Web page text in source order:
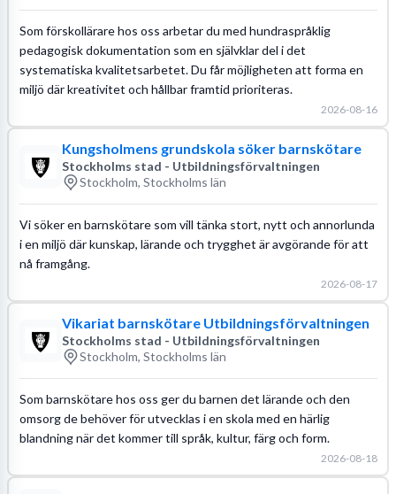
Som förskollärare hos oss arbetar du med hundraspråklig
pedagogisk dokumentation som en självklar del i det
systematiska kvalitetsarbetet. Du får möjligheten att forma en
miljö där kreativitet och hållbar framtid prioriteras.
2026-08-16
Kungsholmens grundskola söker barnskötare
Stockholms stad - Utbildningsförvaltningen
Stockholm, Stockholms län
Vi söker en barnskötare som vill tänka stort, nytt och annorlunda
i en miljö där kunskap, lärande och trygghet är avgörande för att
nå framgång.
2026-08-17
Vikariat barnskötare Utbildningsförvaltningen
Stockholms stad - Utbildningsförvaltningen
Stockholm, Stockholms län
Som barnskötare hos oss ger du barnen det lärande och den
omsorg de behöver för utvecklas i en skola med en härlig
blandning när det kommer till språk, kultur, färg och form.
2026-08-18